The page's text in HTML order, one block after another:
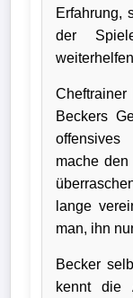
Erfahrung,
der
Cheftrainer
Beckers
mache
lange
man, ihn
Becker
kennt die